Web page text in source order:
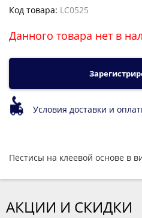
Код товара: LC0525
Данного товара нет в
Условия доставки и
Пестисы на клеевой основе в
АКЦИИ И СКИДКИ